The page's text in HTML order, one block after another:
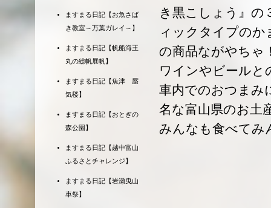
き黒こしょう』の
ィックタイプのか
の商品ながやちゃ
ワインやビールと
車内でのおつまみ
名な富山県のお土
みんなも食べてみ
ますまる日記【お魚さば
き教室～万葉ガレイ～】
ますまる日記【帆船海王
丸の総帆展帆】
ますまる日記【魚津 蜃
気楼】
ますまる日記【おとぎの
森公園】
ますまる日記【越中富山
ふるさとチャレンジ】
ますまる日記【岩瀬曳山
車祭】